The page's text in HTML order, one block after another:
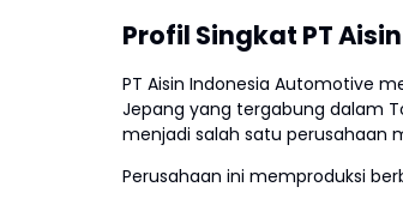
Profil Singkat PT
PT Aisin Indonesia Automotive
Jepang yang tergabung dalam
menjadi salah satu perusahaan
Perusahaan ini memproduksi